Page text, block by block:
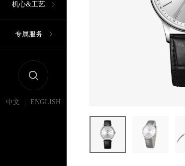
机心&工艺
专属服务
中文 | ENGLISH